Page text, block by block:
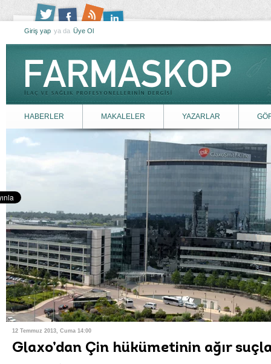
Giriş yap ya da Üye Ol
HABERLER MAKALELER YAZARLAR
12 Temmuz 2013, Cuma 14:00
Glaxo’dan Çin hükümetinin ağır